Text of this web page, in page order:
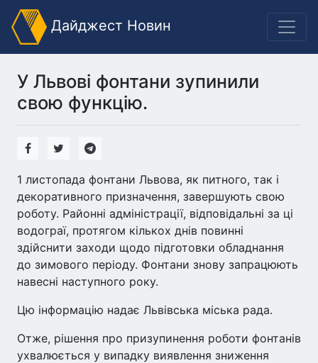
Дайджест Новин
У Львові фонтани зупинили
свою функцію.
1 листопада фонтани Львова, як питного, так і
декоративного призначення, завершують свою
роботу. Районні адміністрації, відповідальні за ці
водограї, протягом кількох днів повинні
здійснити заходи щодо підготовки обладнання
до зимового періоду. Фонтани знову запрацюють
навесні наступного року.
Цю інформацію надає Львівська міська рада.
Отже, рішення про призупинення роботи фонтанів
ухвалюється у випадку виявлення зниження